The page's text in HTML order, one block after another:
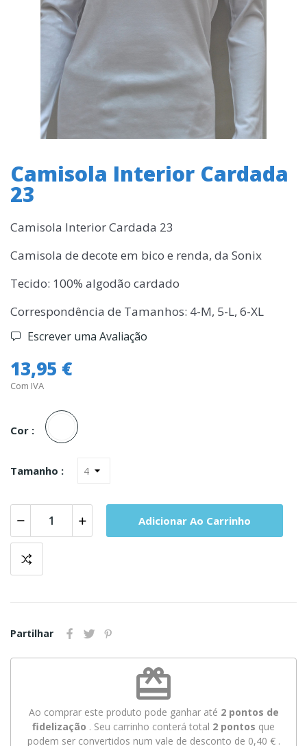
Camisola Interior Cardada
23
Camisola Interior Cardada 23
Camisola de decote em bico e renda, da Sonix
Tecido: 100% algodão cardado
Correspondência de Tamanhos: 4-M, 5-L, 6-XL
Escrever uma Avaliação
13,95 €
Com IVA
Cor :
Branco
Tamanho :
Adicionar Ao Carrinho
Partilhar
redeem
Ao comprar este produto pode ganhar até 2pontos de
fidelização . Seu carrinho conterá total 2 pontos que
podem ser convertidos num vale de desconto de 0,40 €.